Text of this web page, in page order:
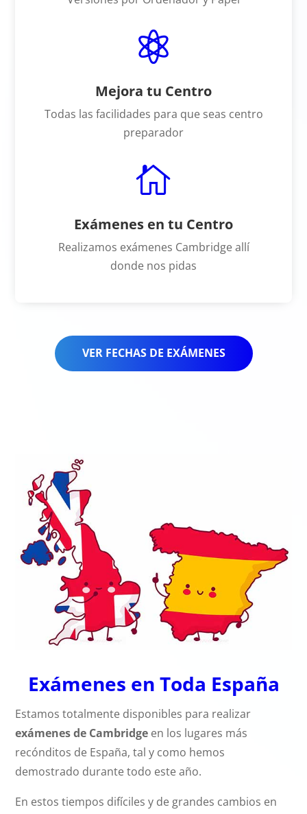

Mejora tu Centro
Todas las facilidades para que seas centro
preparador

Exámenes en tu Centro
Realizamos exámenes Cambridge allí
donde nos pidas
VER FECHAS DE EXÁMENES
Exámenes en Toda España
Estamos totalmente disponibles para realizar
exámenes de Cambridge en los lugares más
recónditos de España, tal y como hemos
demostrado durante todo este año.
En estos tiempos difíciles y de grandes cambios en